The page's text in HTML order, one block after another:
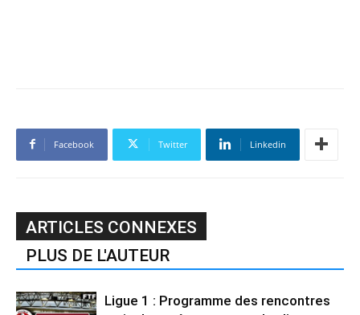
Facebook Twitter Linkedin
ARTICLES CONNEXES
PLUS DE L'AUTEUR
Ligue 1 : Programme des rencontres